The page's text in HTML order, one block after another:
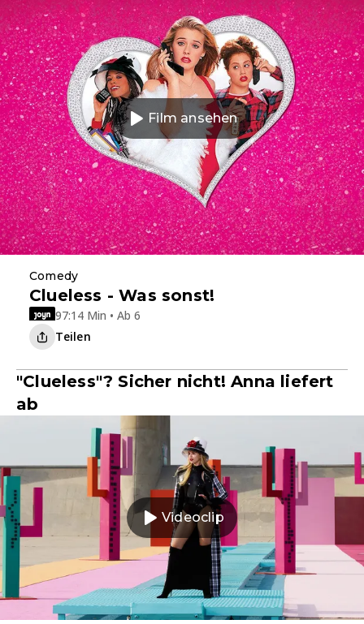
Film ansehen
Comedy
Clueless - Was sonst!
97:14 Min • Ab 6
Teilen
"Clueless"? Sicher nicht! Anna liefert
ab
Videoclip